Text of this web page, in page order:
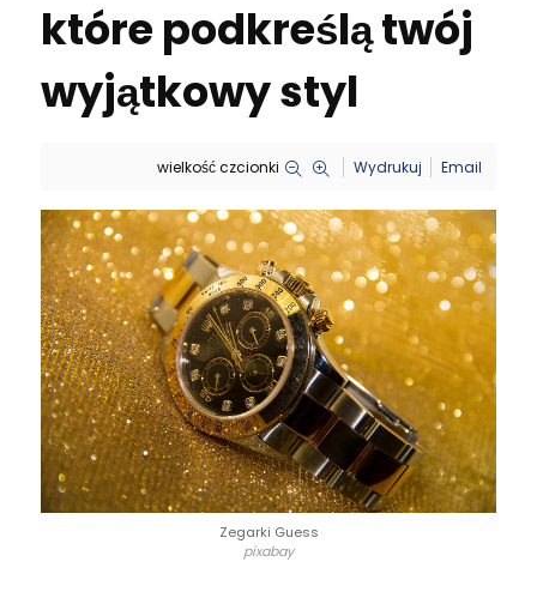
które podkreślą twój
wyjątkowy styl
wielkość czcionki Wydrukuj Email
Zegarki Guess
pixabay